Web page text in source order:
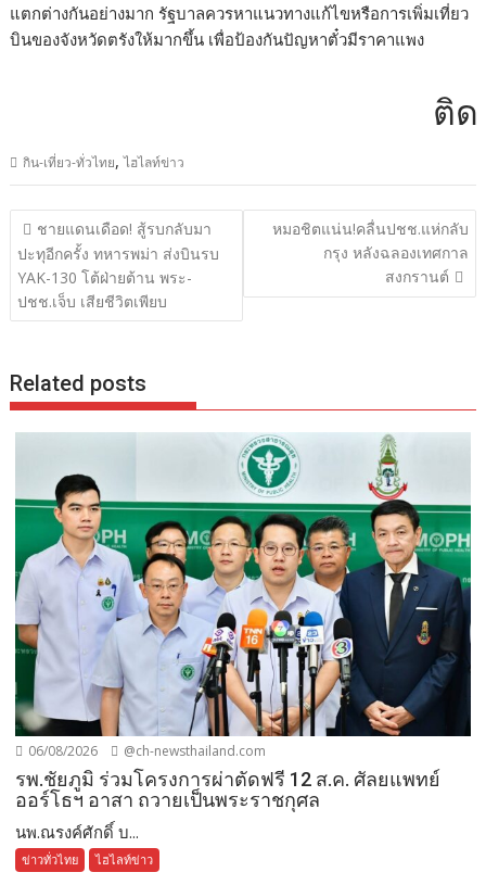
แตกต่างกันอย่างมาก รัฐบาลควรหาแนวทางแก้ไขหรือการเพิ่มเที่ยว
บินของจังหวัดตรังให้มากขึ้น เพื่อป้องกันปัญหาตั๋วมีราคาแพง
ติดต่
กิน-เที่ยว-ทั่วไทย,ไฮไลท์ข่าว
แนะแนว
เรื่อง
ชายแดนเดือด! สู้รบกลับมา
ปะทุอีกครั้ง ทหารพม่า ส่งบินรบ
YAK-130 โต้ฝ่ายต้าน พระ-
ปชช.เจ็บ เสียชีวิตเพียบ
หมอชิตแน่น!คลื่นปชช.แห่กลับ
กรุง หลังฉลองเทศกาล
สงกรานต์
Related posts
06/08/2026 @ch-newsthailand.com
รพ.ชัยภูมิ ร่วมโครงการผ่าตัดฟรี 12 ส.ค. ศัลยแพทย์
ออร์โธฯ อาสา ถวายเป็นพระราชกุศล
นพ.ณรงค์ศักดิ์ บ...
ข่าวทั่วไทย ไฮไลท์ข่าว